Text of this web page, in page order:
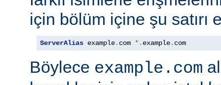
için bölüm içine şu satırı
ServerAlias example. com *. example. com
Böylece example.com